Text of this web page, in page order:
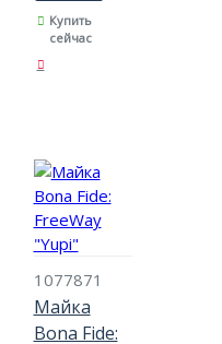
Купить
сейчас
1077871
Майка
Bona Fide: